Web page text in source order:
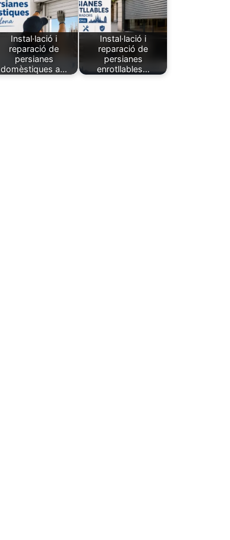
Instal·lació i
reparació de
persianes
domèstiques a…
Instal·lació i
reparació de
persianes
enrotllables…